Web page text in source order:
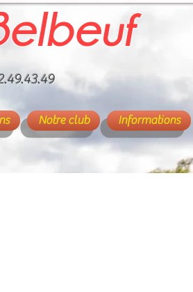
Notre club Informations